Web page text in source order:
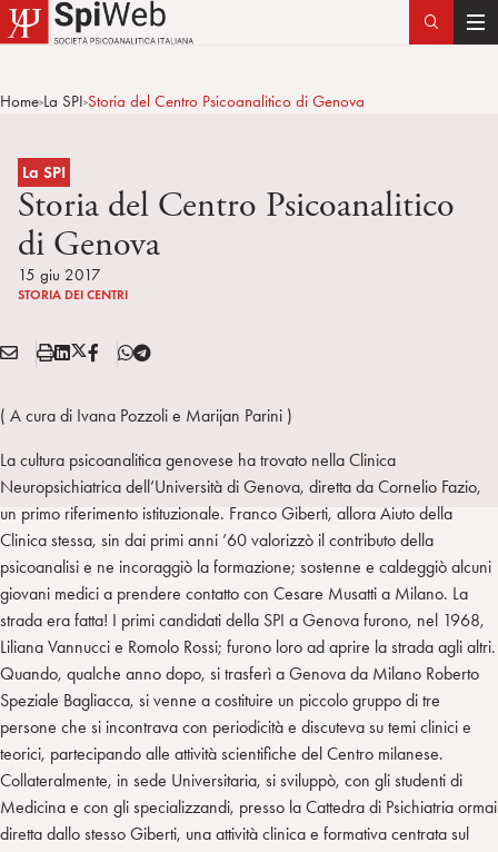
T
Home>La SPI>Storia del Centro Psicoanalitico di Genova
La SPI
Storia del Centro Psicoanalitico
di Genova
15 giu 2017
STORIA DEI CENTRI
Condividi:
E
A
I
L
S
p
a
L
e
d
i
n
X
T
i
t
t
e
r
F
T
g
r
a
m
( A cura di Ivana Pozzoli e Marijan Parini )
La cultura psicoanalitica genovese ha trovato nella Clinica
Neuropsichiatrica dell’Università di Genova, diretta da Cornelio Fazio,
un primo riferimento istituzionale. Franco Giberti, allora Aiuto della
Clinica stessa, sin dai primi anni ’60 valorizzò il contributo della
psicoanalisi e ne incoraggiò la formazione; sostenne e caldeggiò alcuni
giovani medici a prendere contatto con Cesare Musatti a Milano. La
strada era fatta! I primi candidati della SPI a Genova furono, nel 1968,
Liliana Vannucci e Romolo Rossi; furono loro ad aprire la strada agli altri.
Quando, qualche anno dopo, si trasferì a Genova da Milano Roberto
Speziale Bagliacca, si venne a costituire un piccolo gruppo di tre
persone che si incontrava con periodicità e discuteva su temi clinici e
teorici, partecipando alle attività scientifiche del Centro milanese.
Collateralmente, in sede Universitaria, si sviluppò, con gli studenti di
Medicina e con gli specializzandi, presso la Cattedra di Psichiatria ormai
diretta dallo stesso Giberti, una attività clinica e formativa centrata sul